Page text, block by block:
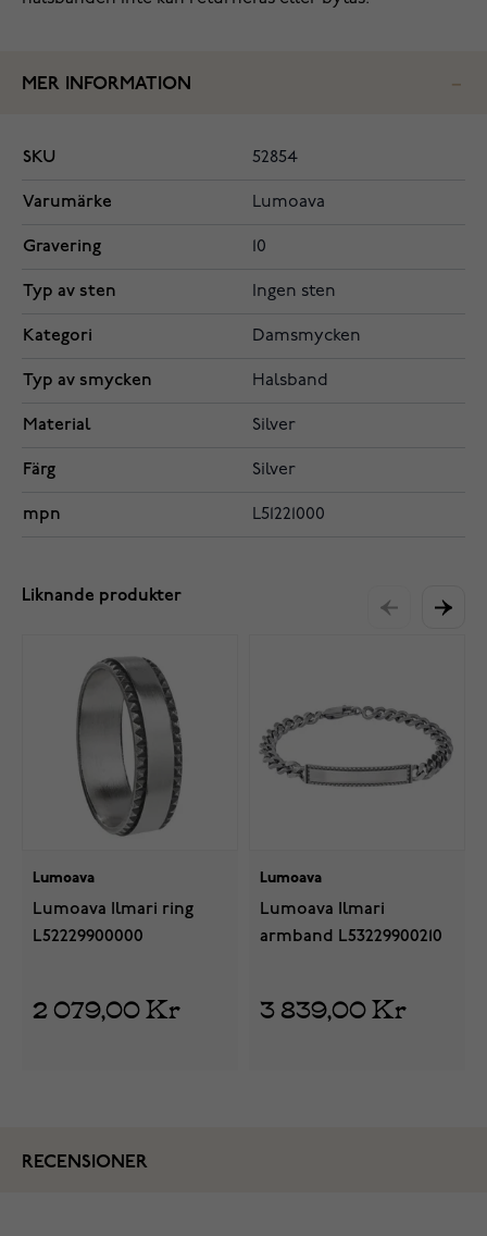
MER INFORMATION
SKU 52854
Varumärke Lumoava
Gravering 10
Typ av sten Ingen sten
Kategori Damsmycken
Typ av smycken Halsband
Material Silver
Färg Silver
mpn L51221000
Liknande produkter
Lumoava
Lumoava Ilmari ring
L52229900000
2 079,00 Kr
Lumoava
Lumoava Ilmari
armband L53229900210
3 839,00 Kr
RECENSIONER